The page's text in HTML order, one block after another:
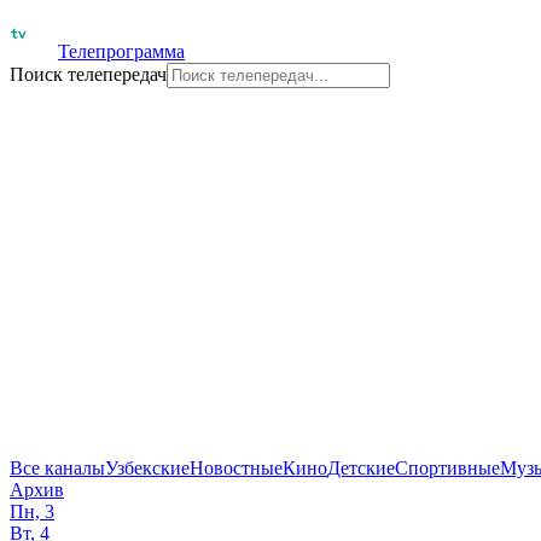
Телепрограмма
Поиск телепередач
Все каналыУзбекскиеНовостныеКиноДетскиеСпортивные
Архив
Пн, 3
Вт, 4